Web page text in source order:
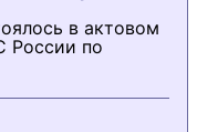
в актовом
России по